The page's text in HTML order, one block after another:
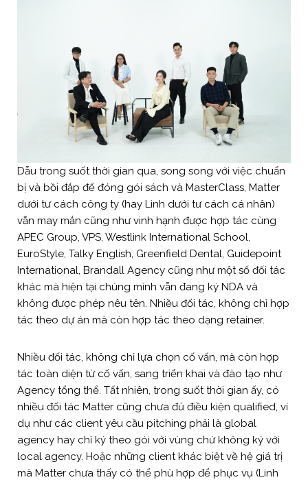
Dẫu trong suốt thời gian qua, song song với việc chuẩn
bị và bồi đắp để đóng gói sách và MasterClass, Matter
dưới tư cách công ty (hay Linh dưới tư cách cá nhân)
vẫn may mắn cũng như vinh hạnh được hợp tác cùng
APEC Group, VPS, Westlink International School,
EuroStyle, Talky English, Greenfield Dental, Guidepoint
International, Brandall Agency cũng như một số đối tác
khác mà hiện tại chúng mình vẫn đang ký NDA và
không được phép nêu tên. Nhiều đối tác, không chỉ hợp
tác theo dự án mà còn hợp tác theo dạng retainer.
Nhiều đối tác, không chỉ lựa chọn cố vấn, mà còn hợp
tác toàn diện từ cố vấn, sang triển khai và đào tạo như
Agency tổng thể. Tất nhiên, trong suốt thời gian ấy, có
nhiều đối tác Matter cũng chưa đủ điều kiện qualified, ví
dụ như các client yêu cầu pitching phải là global
agency hay chỉ ký theo gói với vùng chứ không ký với
local agency. Hoặc những client khác biệt về hệ giá trị
mà Matter chưa thấy có thể phù hợp để phục vụ (Linh